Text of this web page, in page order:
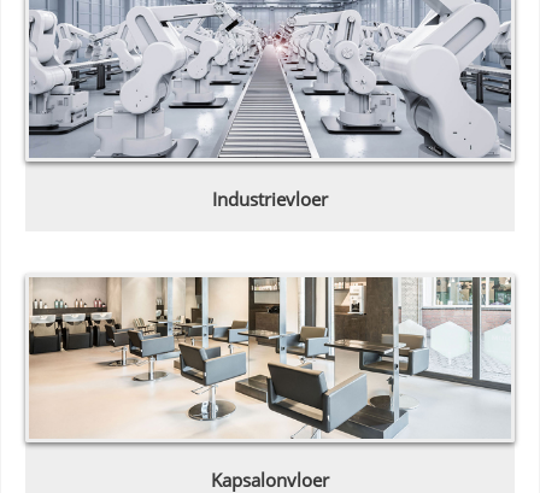
Industrievloer
Kapsalonvloer